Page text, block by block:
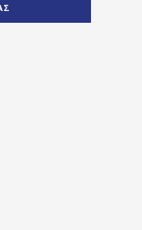
artist="" ]